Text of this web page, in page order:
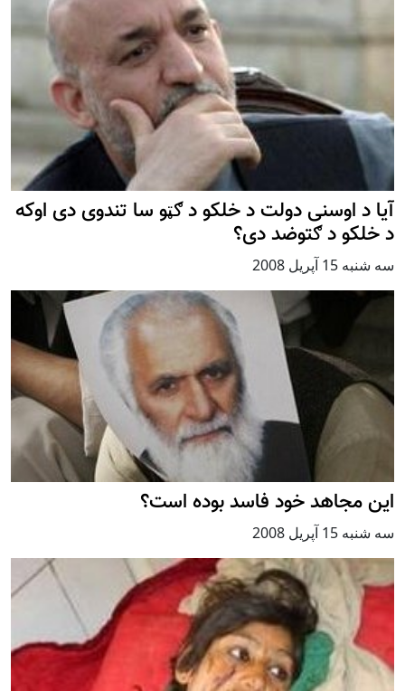
آيا د اوسنی دولت د خلکو د ګټو سا تندوی دی اوکه
د خلکو د ګتوضد دی؟
سه شنبه 15 آپریل 2008
اين مجاهد خود فاسد بوده است؟
سه شنبه 15 آپریل 2008